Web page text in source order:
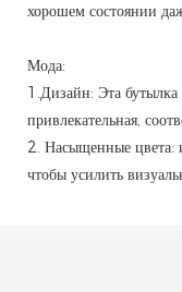
хорошем состоянии
Мода:
1.Дизайн: Эта бутылка
привлекательная,
2. Насыщенные цвета:
чтобы усилить